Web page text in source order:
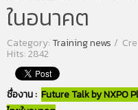
ในอนาคต
Category:Training news
Hits: 2842
ชื่องาน : Future Talk by NXPO